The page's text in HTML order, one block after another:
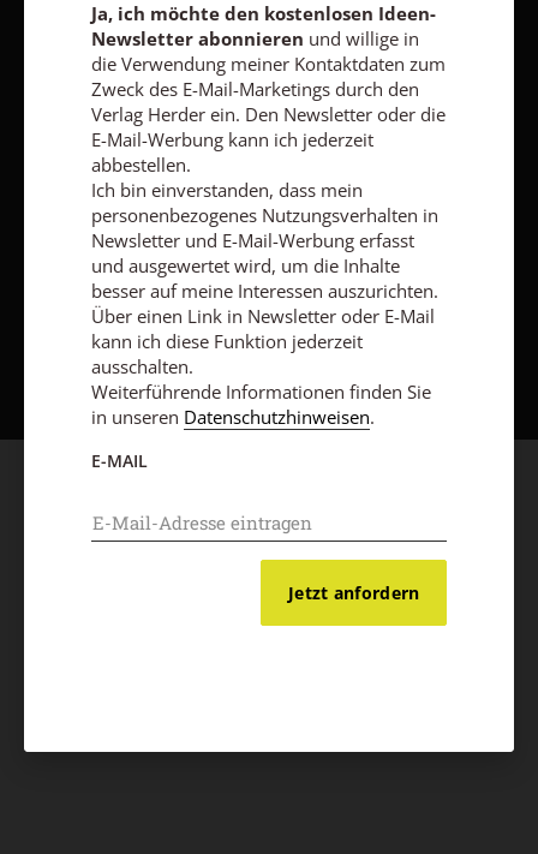
Vertrag widerrufen Abo online kündigen
Nach oben
Ja, ich möchte den kostenlosen Ideen-
Newsletter abonnieren und willige in
die Verwendung meiner Kontaktdaten zum
Zweck des E-Mail-Marketings durch den
Verlag Herder ein. Den Newsletter oder die
E-Mail-Werbung kann ich jederzeit
abbestellen.
Ich bin einverstanden, dass mein
personenbezogenes Nutzungsverhalten in
Newsletter und E-Mail-Werbung erfasst
und ausgewertet wird, um die Inhalte
besser auf meine Interessen auszurichten.
Über einen Link in Newsletter oder E-Mail
kann ich diese Funktion jederzeit
ausschalten.
Weiterführende Informationen finden Sie
in unseren Datenschutzhinweisen.
E-MAIL
Jetzt anfordern